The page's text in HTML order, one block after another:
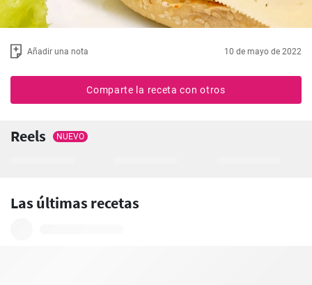
Añadir una nota 10 de mayo de 2022
Comparte la receta con otros
Reels NUEVO
Las últimas recetas